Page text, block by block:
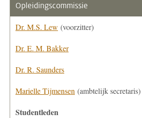
Opleidingscommissie
Dr. M.S. Lew (voorzitter)
Dr. E. M. Bakker
Dr. R. Saunders
Marielle Tijmensen (ambtelijk secretaris)
Studentleden